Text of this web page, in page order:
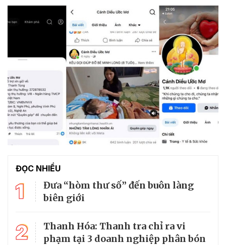
ĐỌC NHIỀU
1
Đưa “hòm thư số” đến buôn làng
biên giới
2
Thanh Hóa: Thanh tra chỉ ra vi
phạm tại 3 doanh nghiệp phân bón